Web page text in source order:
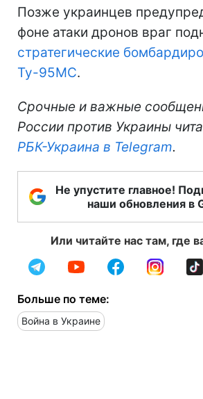
Позже украинцев
фоне атаки дронов враг
стратегические
Ту-95МС.
Срочные и важные
России против Украины
РБК-Украина в Telegram.
Не упустите главное!
наши обновления в
Или читайте нас там, где
Больше по теме:
Война в Украине